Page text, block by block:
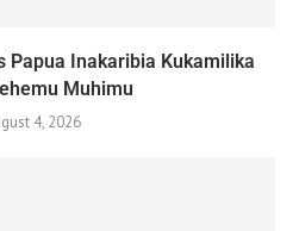
Papua Inakaribia Kukamilika
Muhimu
4, 2026